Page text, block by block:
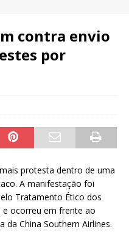
contra envio
por
protesta dentro de uma
A manifestação foi
Tratamento Ético dos
e ocorreu em frente ao
da China Southern Airlines.